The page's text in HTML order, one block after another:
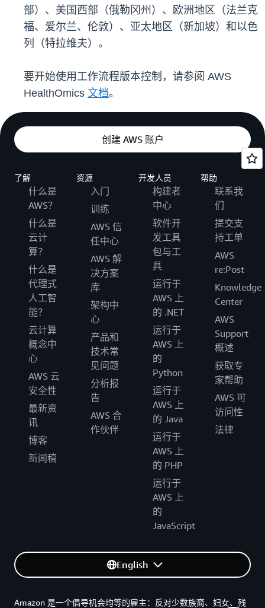
部）、美国西部（俄勒冈州）、欧洲地区（法兰克
福、爱尔兰、伦敦）、亚太地区（新加坡）和以色
列（特拉维夫）。
要开始使用工作流程版本控制，请参阅 AWS
HealthOmics 文档。
创建 AWS 账户
了解
什么是
AWS？
什么是
云计
算？
什么是
代理式
人工智
能？
云计算
概念中
心
AWS 云
安全性
最新资
讯
博客
新闻稿
资源
入门
训练
AWS 信
任中心
AWS 解
决方案
库
架构中
心
产品和
技术常
见问题
分析报
告
AWS 合
作伙伴
开发人员
构建者
中心
软件开
发工具
包与工
具
运行于
AWS 上
的 .NET
运行于
AWS 上
的
Python
运行于
AWS 上
的 Java
运行于
AWS 上
的 PHP
运行于
AWS 上
的
JavaScript
帮助
联系我
们
提交支
持工单
AWS
re:Post
Knowledge
Center
AWS
Support
概述
获取专
家帮助
AWS 可
访问性
法律
English
Amazon 是一个倡导机会均等的雇主：反对少数族裔、妇女、残